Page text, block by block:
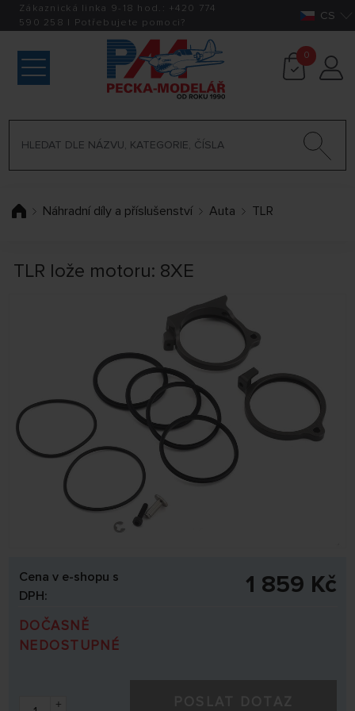
Zákaznická linka 9-18 hod.: +420 774
590 258 | Potřebujete pomoci? CS
0
Náhradní díly a příslušenství Auta TLR
TLR lože motoru: 8XE
Cena v e-shopu s
DPH:
1 859 Kč
DOČASNĚ
NEDOSTUPNÉ
+